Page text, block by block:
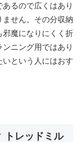
るので広くはあり
ません。その分収納
邪魔になりにくく折
ニング用ではあり
いという人にはおす
トレッドミル